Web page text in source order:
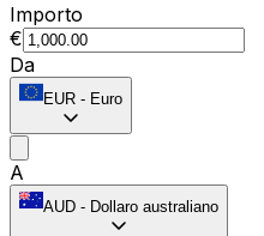
Importo
€
Da
EUR - Euro
A
AUD - Dollaro australiano